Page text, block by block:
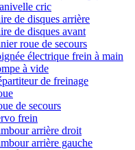
cric
de disques arrière
de disques avant
roue de secours
électrique frein à main
à vide
de freinage
de secours
frein
arrière droit
arrière gauche